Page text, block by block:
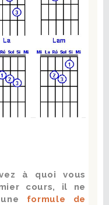
à quoi vous
cours, il ne
formule de